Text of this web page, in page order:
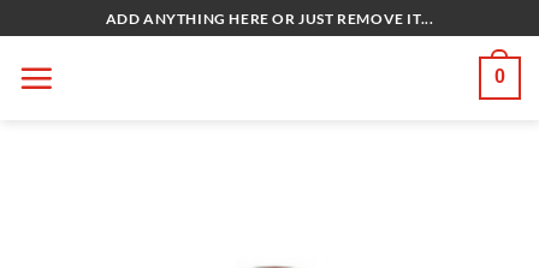
qua
nội
ADD ANYTHING HERE OR JUST REMOVE IT...
0